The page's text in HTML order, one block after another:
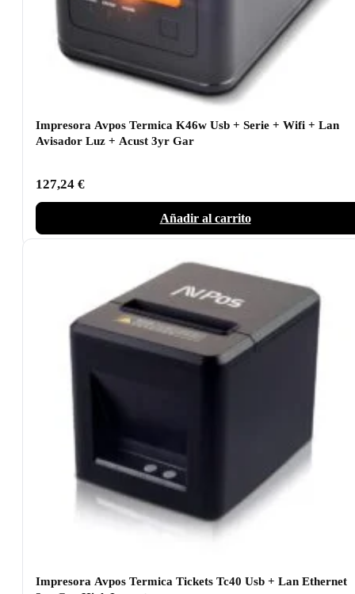
Impresora Avpos Termica K46w Usb + Serie + Wifi + Lan
Avisador Luz + Acust 3yr Gar
127,24 €
Añadir al carrito
Impresora Avpos Termica Tickets Tc40 Usb + Lan Ethernet